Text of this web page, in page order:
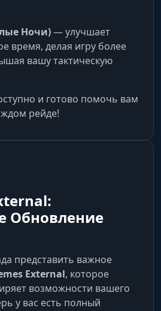
Ночи)— улучшает
время, делая игру более
вашу тактическую
и готово помочь вам
рейде!
Обновление
представить важное
External, которое
возможности вашего
у вас есть полный